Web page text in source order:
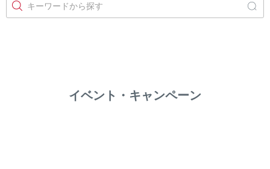
キーワードから探す
イベント・キャンペーン